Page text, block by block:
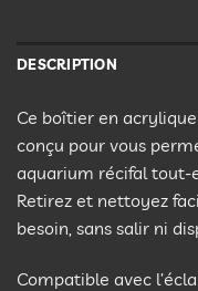
DESCRIPTION
Ce boîtier en
conçu pour vous
aquarium récifal tout-
Retirez et nettoyez
besoin, sans salir ni
Compatible avec